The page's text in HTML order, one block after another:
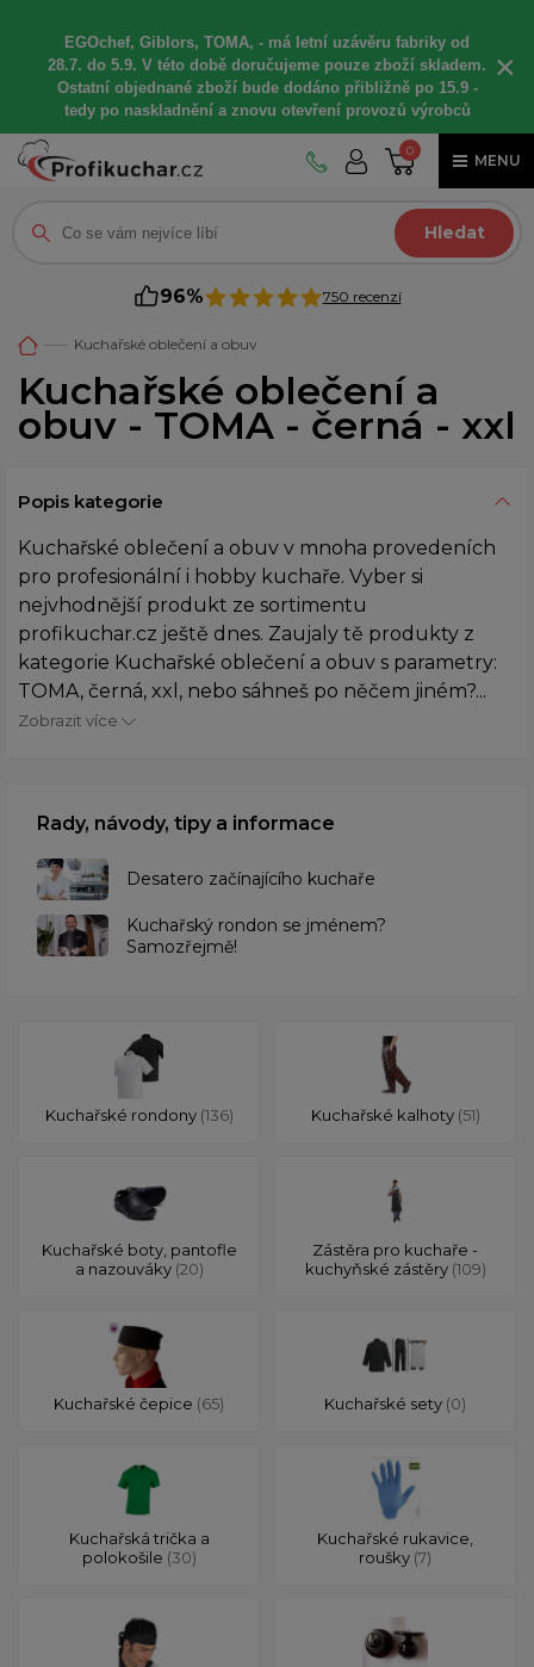
EGOchef, Giblors, TOMA, - má letní uzávěru fabriky od
28.7. do 5.9. V této době doručujeme pouze zboží skladem.
Ostatní objednané zboží bude dodáno přibližně po 15.9 -
tedy po naskladnění a znovu otevření provozů výrobců
×
0
MENU
Hledat
96% 750 recenzí
Kuchařské oblečení a obuv
Kuchařské oblečení a
obuv - TOMA - černá - xxl
Popis kategorie
Kuchařské oblečení a obuv v mnoha provedeních
pro profesionální i hobby kuchaře. Vyber si
nejvhodnější produkt ze sortimentu
profikuchar.cz ještě dnes. Zaujaly tě produkty z
kategorie Kuchařské oblečení a obuv s parametry:
TOMA, černá, xxl, nebo sáhneš po něčem jiném?...
Zobrazit více
Rady, návody, tipy a informace
Desatero začínajícího kuchaře
Kuchařský rondon se jménem?
Samozřejmě!
Kuchařské rondony (136) Kuchařské kalhoty (51)
Kuchařské boty, pantofle
a nazouváky (20)
Zástěra pro kuchaře -
kuchyňské zástěry (109)
Kuchařské čepice (65) Kuchařské sety (0)
Kuchařská trička a
polokošile (30)
Kuchařské rukavice,
roušky (7)